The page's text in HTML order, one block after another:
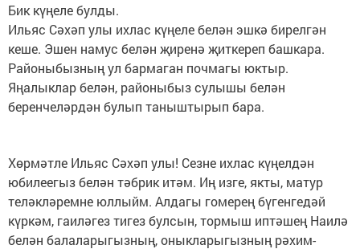
Бик күңеле булды.
Ильяс Сәхәп улы ихлас күңеле белән эшкә бирелгән
кеше. Эшен намус белән җиренә җиткереп башкара.
Районыбызның ул бармаган почмагы юктыр.
Яңалыклар белән, районыбыз сулышы белән
беренчеләрдән булып таныштырып бара.
Хөрмәтле Ильяс Сәхәп улы! Сезне ихлас күңелдән
юбилеегыз белән тәбрик итәм. Иң изге, якты, матур
теләкләремне юллыйм. Алдагы гомерең бүгенгедәй
күркәм, гаиләгез тигез булсын, тормыш иптәшең Наилә
белән балаларыгызның, оныкларыгызның рәхим-